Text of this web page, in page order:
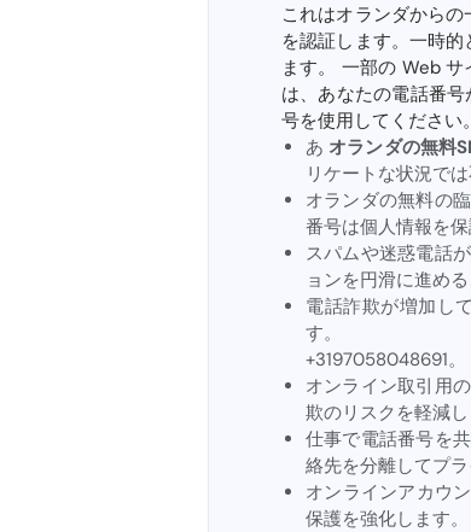
これはオランダから
を認証します。一時
ます。 一部の Web
は、あなたの電話番
号を使用してください
あ オランダの無料
リケートな状況で
オランダの無料の
番号は個人情報を
スパムや迷惑電話
ョンを円滑に進める
電話詐欺が増加し
す。
+3197058048691。
オンライン取引用
欺のリスクを軽減し
仕事で電話番号を
絡先を分離してプ
オンラインアカウ
保護を強化します。